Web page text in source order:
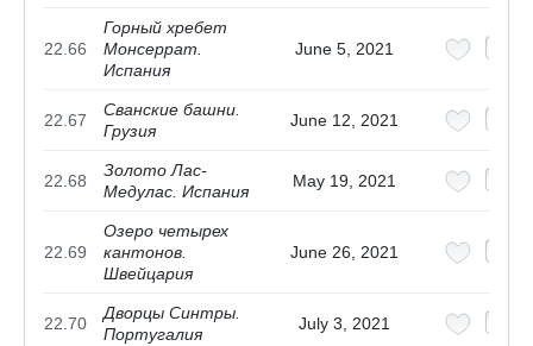
22.66
Горный хребет
Монсеррат.
Испания
June 5, 2021
22.67
Сванские башни.
Грузия
June 12, 2021
22.68
Золото Лас-
Медулас. Испания
May 19, 2021
22.69
Озеро четырех
кантонов.
Швейцария
June 26, 2021
22.70
Дворцы Синтры.
Португалия
July 3, 2021